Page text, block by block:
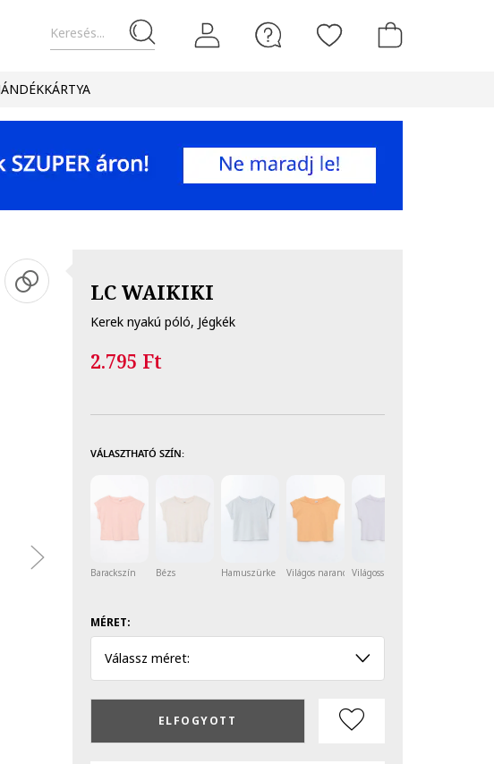
Keresés...
LC WAIKIKI
Kerek nyakú póló, Jégkék
2.795 Ft
VÁLASZTHATÓ SZÍN:
Barackszín Bézs Hamuszürke Világos narancssárgaVilágosszürke
MÉRET:
Válassz méret:
ELFOGYOTT